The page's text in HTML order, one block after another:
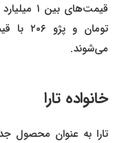
می‌شوند.
خانواده تارا
تارا به عنوان محصول